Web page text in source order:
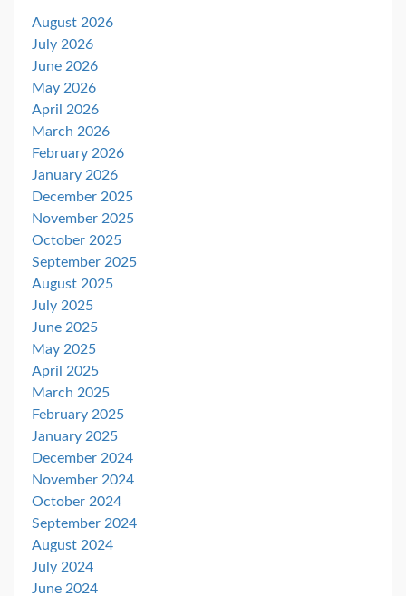
August 2026
July 2026
June 2026
May 2026
April 2026
March 2026
February 2026
January 2026
December 2025
November 2025
October 2025
September 2025
August 2025
July 2025
June 2025
May 2025
April 2025
March 2025
February 2025
January 2025
December 2024
November 2024
October 2024
September 2024
August 2024
July 2024
June 2024